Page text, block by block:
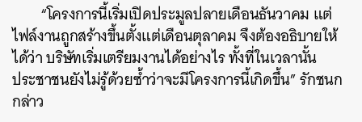
“โครงการนี้เริ่มเปิดประมูลปลายเดือนธันวาคม แต่
ไฟล์งานถูกสร้างขึ้นตั้งแต่เดือนตุลาคม จึงต้องอธิบายให้
ได้ว่า บริษัทเริ่มเตรียมงานได้อย่างไร ทั้งที่ในเวลานั้น
ประชาชนยังไม่รู้ด้วยซ้ำว่าจะมีโครงการนี้เกิดขึ้น” รักชนก
กล่าว